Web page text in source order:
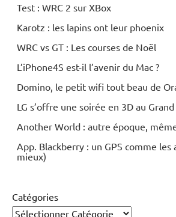
Test : WRC 2 sur XBox
Karotz : les lapins ont leur phoenix
WRC vs GT : Les courses de Noël
L’iPhone4S est-il l’avenir du Mac ?
Domino, le petit wifi tout beau de
LG s’offre une soirée en 3D au
Another World : autre époque,
App. Blackberry : un GPS comme les
mieux)
Catégories